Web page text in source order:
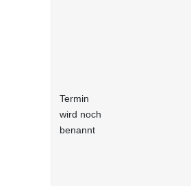
Termin
wird noch
benannt